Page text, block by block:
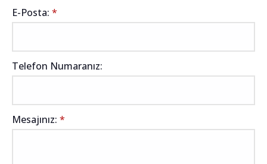
E-Posta: *
Telefon Numaranız:
Mesajınız: *